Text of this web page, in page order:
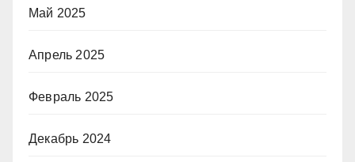
Май 2025
Апрель 2025
Февраль 2025
Декабрь 2024